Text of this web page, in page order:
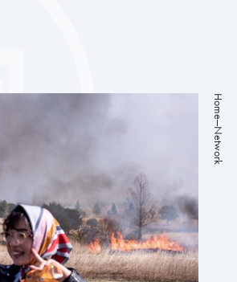
Home
Network